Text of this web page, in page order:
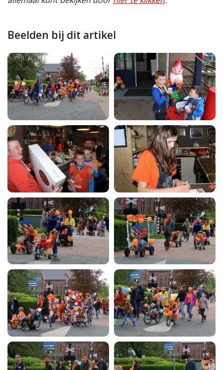
Beelden bij dit artikel